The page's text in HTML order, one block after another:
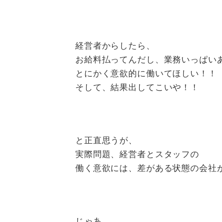
経営者からしたら、
お給料払ってんだし、業務いっぱい
とにかく意欲的に働いてほしい！！
そして、結果出してこいや！！
と正直思うが、
実際問題、経営者とスタッフの
働く意欲には、差がある状態の会社